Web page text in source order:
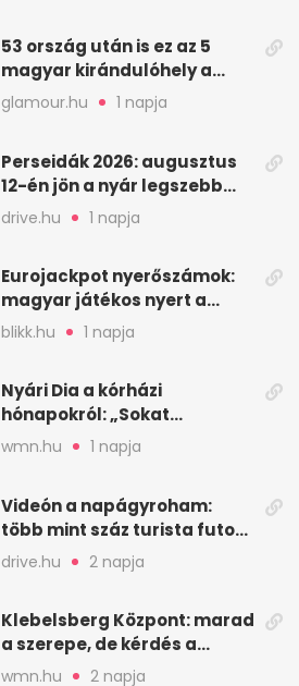
53 ország után is ez az 5
magyar kirándulóhely a
kedvencem
glamour.hu 1 napja
Perseidák 2026: augusztus
12-én jön a nyár legszebb
csillaghullása
drive.hu 1 napja
Eurojackpot nyerőszámok:
magyar játékos nyert a
2026. augusztus 4-i húzáson
blikk.hu 1 napja
Nyári Dia a kórházi
hónapokról: „Sokat
veszekedtem Istennel”
wmn.hu 1 napja
Videón a napágyroham:
több mint száz turista futott
a helyekért Tenerifén
drive.hu 2 napja
Klebelsberg Központ: marad
a szerepe, de kérdés a
hitelessége
wmn.hu 2 napja